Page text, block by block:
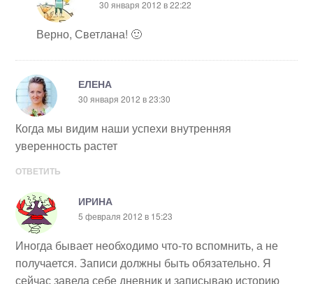
30 января 2012 в 22:22
Верно, Светлана! 🙂
ЕЛЕНА
30 января 2012 в 23:30
Когда мы видим наши успехи внутренняя
уверенность растет
ОТВЕТИТЬ
ИРИНА
5 февраля 2012 в 15:23
Иногда бывает необходимо что-то вспомнить, а не
получается. Записи должны быть обязательно. Я
сейчас завела себе дневник и записываю историю